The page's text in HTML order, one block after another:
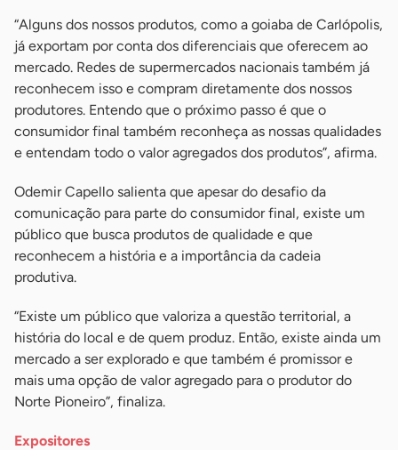
“Alguns dos nossos produtos, como a goiaba de Carlópolis,
já exportam por conta dos diferenciais que oferecem ao
mercado. Redes de supermercados nacionais também já
reconhecem isso e compram diretamente dos nossos
produtores. Entendo que o próximo passo é que o
consumidor final também reconheça as nossas qualidades
e entendam todo o valor agregados dos produtos”, afirma.
Odemir Capello salienta que apesar do desafio da
comunicação para parte do consumidor final, existe um
público que busca produtos de qualidade e que
reconhecem a história e a importância da cadeia
produtiva.
“Existe um público que valoriza a questão territorial, a
história do local e de quem produz. Então, existe ainda um
mercado a ser explorado e que também é promissor e
mais uma opção de valor agregado para o produtor do
Norte Pioneiro”, finaliza.
Expositores